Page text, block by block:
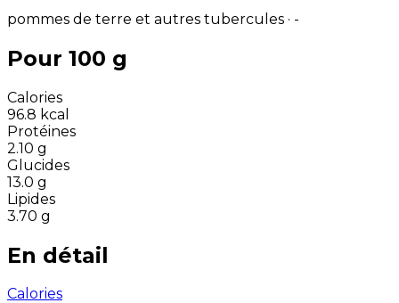
pommes de terre et autres tubercules · -
Pour 100 g
Calories
96.8 kcal
Protéines
2.10 g
Glucides
13.0 g
Lipides
3.70 g
En détail
Calories